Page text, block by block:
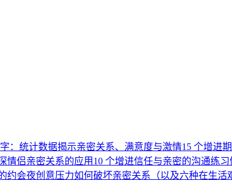
：统计数据揭示亲密关系、满意度与激情15 个增进
情侣亲密关系的应用 10 个增进信任与亲密的沟通练习
约会夜创意压力如何破坏亲密关系（以及六种在生活